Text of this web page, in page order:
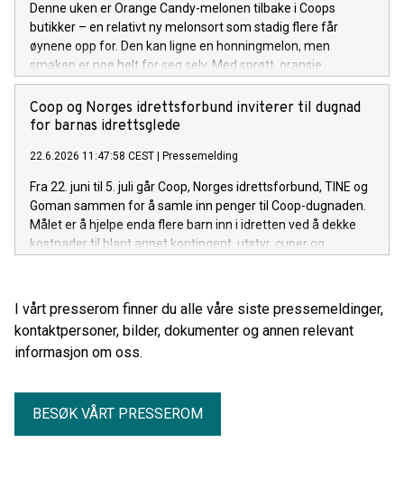
Denne uken er Orange Candy-melonen tilbake i Coops
butikker – en relativt ny melonsort som stadig flere får
øynene opp for. Den kan ligne en honningmelon, men
smaken er noe helt for seg selv. Med sprøtt, oransje
fruktkjøtt og en frisk, naturlig sødme, kan den fort bli en
sommerfavoritt for flere.
Coop og Norges idrettsforbund inviterer til dugnad
for barnas idrettsglede
22.6.2026 11:47:58 CEST Pressemelding
Fra 22. juni til 5. juli går Coop, Norges idrettsforbund, TINE og
Goman sammen for å samle inn penger til Coop-dugnaden.
Målet er å hjelpe enda flere barn inn i idretten ved å dekke
kostnader til blant annet kontingent, utstyr, cuper og
I vårt presserom finner du alle våre siste pressemeldinger,
kontaktpersoner, bilder, dokumenter og annen relevant
informasjon om oss.
BESØK VÅRT PRESSEROM